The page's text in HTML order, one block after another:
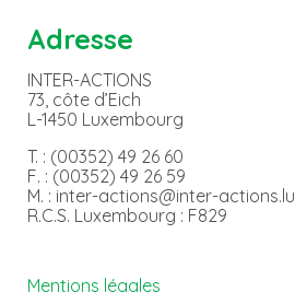
Adresse
INTER-ACTIONS
73, côte d’Eich
L-1450 Luxembourg
T. : (00352) 49 26 60
F. : (00352) 49 26 59
M. : inter-actions@inter-actions.lu
R.C.S. Luxembourg : F829
Mentions légales